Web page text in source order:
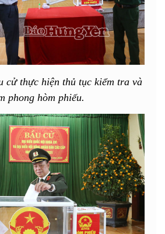
cử thực hiện thủ tục kiểm tra và
phong hòm phiếu.